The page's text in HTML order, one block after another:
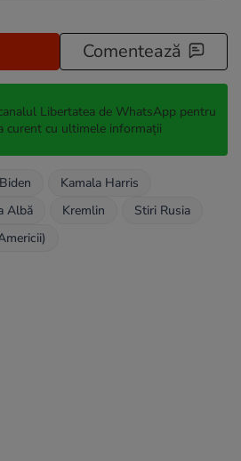
Comentează
Libertatea de WhatsApp pentru
curent cu ultimele informații
Kamala Harris
Albă Kremlin
Stiri Rusia